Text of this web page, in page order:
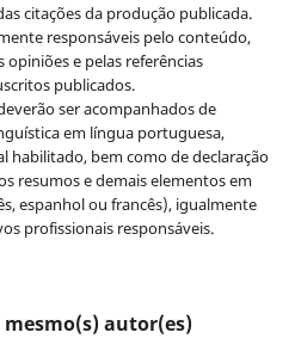
citações da produção publicada.
responsáveis pelo conteúdo,
opiniões e pelas referências
publicados.
ser acompanhados de
em língua portuguesa,
habilitado, bem como de declaração
resumos e demais elementos em
espanhol ou francês), igualmente
profissionais responsáveis.
autor(es)